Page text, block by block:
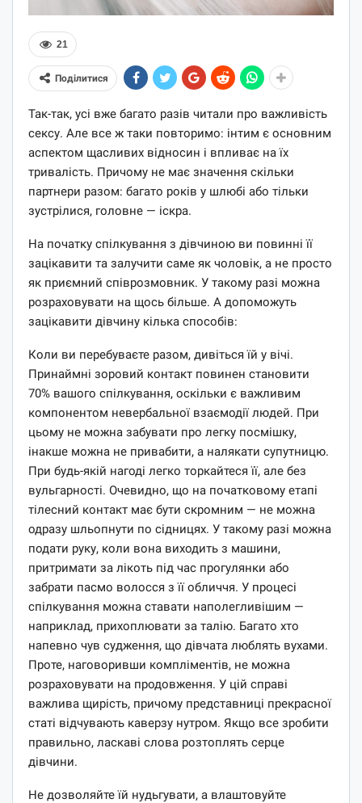
21
Поділитися
Так-так, усі вже багато разів читали про важливість
сексу. Але все ж таки повторимо: інтим є основним
аспектом щасливих відносин і впливає на їх
тривалість. Причому не має значення скільки
партнери разом: багато років у шлюбі або тільки
зустрілися, головне — іскра.
На початку спілкування з дівчиною ви повинні її
зацікавити та залучити саме як чоловік, а не просто
як приємний співрозмовник. У такому разі можна
розраховувати на щось більше. А допоможуть
зацікавити дівчину кілька способів:
Коли ви перебуваєте разом, дивіться їй у вічі.
Принаймні зоровий контакт повинен становити
70% вашого спілкування, оскільки є важливим
компонентом невербальної взаємодії людей. При
цьому не можна забувати про легку посмішку,
інакше можна не привабити, а налякати супутницю.
При будь-якій нагоді легко торкайтеся її, але без
вульгарності. Очевидно, що на початковому етапі
тілесний контакт має бути скромним — не можна
одразу шльопнути по сідницях. У такому разі можна
подати руку, коли вона виходить з машини,
притримати за лікоть під час прогулянки або
забрати пасмо волосся з її обличчя. У процесі
спілкування можна ставати наполегливішим —
наприклад, прихоплювати за талію. Багато хто
напевно чув судження, що дівчата люблять вухами.
Проте, наговоривши компліментів, не можна
розраховувати на продовження. У цій справі
важлива щирість, причому представниці прекрасної
статі відчувають каверзу нутром. Якщо все зробити
правильно, ласкаві слова розтоплять серце
дівчини.
Не дозволяйте їй нудьгувати, а влаштовуйте